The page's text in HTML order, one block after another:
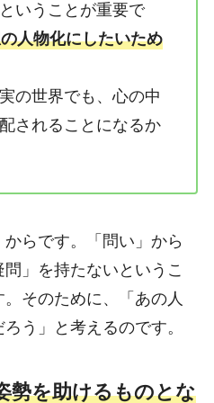
いうことが重要で
人物化にしたいため
の世界でも、心の中
されることになるか
らです。「問い」から
」を持たないというこ
そのために、「あの人
う」と考えるのです。
勢を助けるものとな